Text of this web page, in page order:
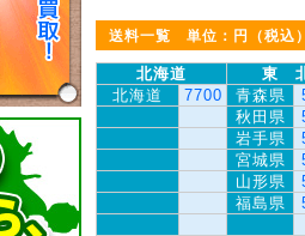
送料一覧 単位：円（税込
北海道
東
北海道
7700 青森県
秋田県
岩手県
宮城県
山形県
福島県